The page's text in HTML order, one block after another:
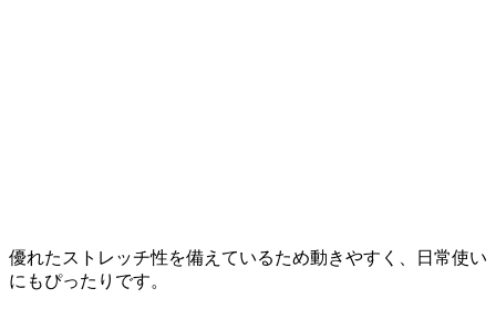
優れたストレッチ性を備えているため動きやすく、日常使い
にもぴったりです。